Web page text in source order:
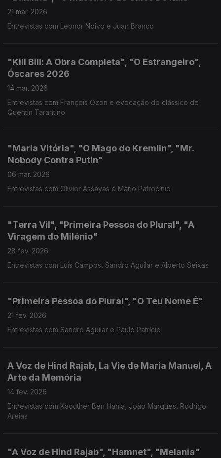
21 mar. 2026
Entrevistas com Leonor Noivo e Juan Branco
"Kill Bill: A Obra Completa", "O Estrangeiro",
Óscares 2026
14 mar. 2026
Entrevistas com François Ozon e evocação do clássico de
Quentin Tarantino
"Maria Vitória", "O Mago do Kremlin", "Mr.
Nobody Contra Putin"
06 mar. 2026
Entrevistas com Olivier Assayas e Mário Patrocínio
"Terra Vil", "Primeira Pessoa do Plural", "A
Viragem do Milénio"
28 fev. 2026
Entrevistas com Luís Campos, Sandro Aguilar e Alberto Seixas
"Primeira Pessoa do Plural", "O Teu Nome É"
21 fev. 2026
Entrevistas com Sandro Aguilar e Paulo Patrício
A Voz de Hind Rajab, La Vie de Maria Manuel, A
Arte da Memória
14 fev. 2026
Entrevistas com Kaouther Ben Hania, João Marques, Rodrigo
Areias
"A Voz de Hind Rajab", "Hamnet", "Melania"